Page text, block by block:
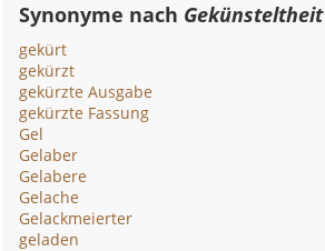
Synonyme nach Gekünsteltheit
gekürt
gekürzt
gekürzte Ausgabe
gekürzte Fassung
Gel
Gelaber
Gelabere
Gelache
Gelackmeierter
geladen